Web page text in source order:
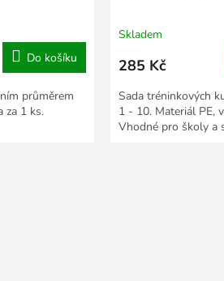
Do košíku
průměrem
za 1 ks.
Skladem
285 Kč
Sada tréninkových
1 - 10. Materiál PE,
Vhodné pro školy a